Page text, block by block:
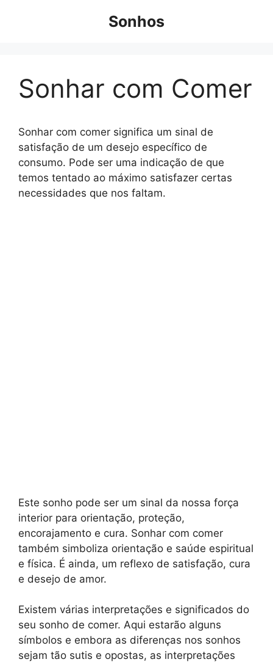
Sonhos
Sonhar com Comer
Sonhar com comer significa um sinal de
satisfação de um desejo específico de
consumo. Pode ser uma indicação de que
temos tentado ao máximo satisfazer certas
necessidades que nos faltam.
Este sonho pode ser um sinal da nossa força
interior para orientação, proteção,
encorajamento e cura. Sonhar com comer
também simboliza orientação e saúde espiritual
e física. É ainda, um reflexo de satisfação, cura
e desejo de amor.
Existem várias interpretações e significados do
seu sonho de comer. Aqui estarão alguns
símbolos e embora as diferenças nos sonhos
sejam tão sutis e opostas, as interpretações